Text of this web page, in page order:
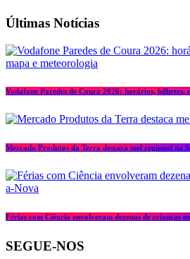
Últimas Notícias
Vodafone Paredes de Coura 2026: horários, bilhetes,
Mercado Produtos da Terra destaca mel regional na
Férias com Ciência envolveram dezenas de crianças
SEGUE-NOS